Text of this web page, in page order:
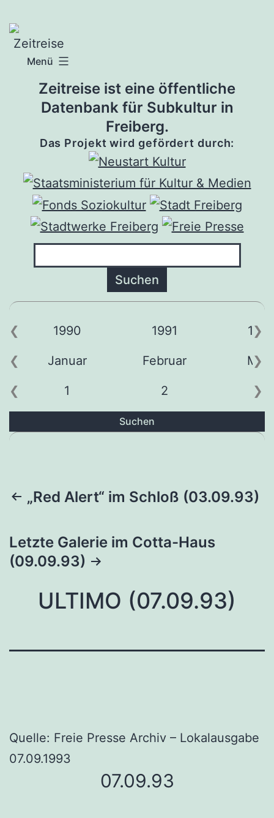
Inhalt
springen
Menü
Zeitreise ist eine öffentliche
Datenbank für Subkultur in
Freiberg.
Das Projekt wird gefördert durch:
1990 1991
Januar Februar
1 2 3
Suchen
Beitragsnavigation
„Red Alert“ im Schloß (03.09.93)
Letzte Galerie im Cotta-Haus
(09.09.93)
ULTIMO (07.09.93)
Quelle: Freie Presse Archiv – Lokalausgabe
07.09.1993
07.09.93